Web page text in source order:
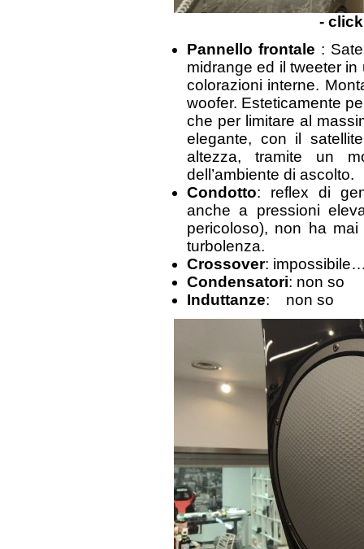
-
Pannello frontale :
midrange ed il tweeter
colorazioni interne.
woofer. Esteticamente
che per limitare al
elegante, con il
altezza, tramite un
dell’ambiente di ascolto.
Condotto: reflex di
anche a pressioni
pericoloso), non ha
turbolenza.
Crossover:
Condensatori: non so
Induttanze: non so